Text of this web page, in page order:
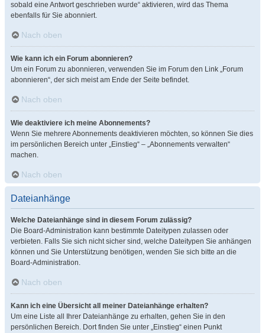
sobald eine Antwort geschrieben wurde“ aktivieren, wird das Thema
ebenfalls für Sie abonniert.
Nach oben
Wie kann ich ein Forum abonnieren?
Um ein Forum zu abonnieren, verwenden Sie im Forum den Link „Forum
abonnieren“, der sich meist am Ende der Seite befindet.
Nach oben
Wie deaktiviere ich meine Abonnements?
Wenn Sie mehrere Abonnements deaktivieren möchten, so können Sie dies
im persönlichen Bereich unter „Einstieg“ – „Abonnements verwalten“
machen.
Nach oben
Dateianhänge
Welche Dateianhänge sind in diesem Forum zulässig?
Die Board-Administration kann bestimmte Dateitypen zulassen oder
verbieten. Falls Sie sich nicht sicher sind, welche Dateitypen Sie anhängen
können und Sie Unterstützung benötigen, wenden Sie sich bitte an die
Board-Administration.
Nach oben
Kann ich eine Übersicht all meiner Dateianhänge erhalten?
Um eine Liste all Ihrer Dateianhänge zu erhalten, gehen Sie in den
persönlichen Bereich. Dort finden Sie unter „Einstieg“ einen Punkt